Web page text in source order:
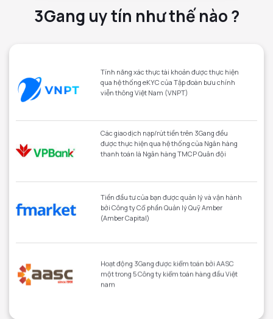
3Gang uy tín như thế nào ?
Tính năng xác thực tài khoản được thực hiện
qua hệ thống eKYC của Tập đoàn bưu chính
viễn thông Việt Nam (VNPT)
Các giao dịch nạp/rút tiền trên 3Gang đều
được thực hiện qua hệ thống của Ngân hàng
thanh toán là Ngân hàng TMCP Quân đội
Tiền đầu tư của bạn được quản lý và vận hành
bởi Công ty Cổ phần Quản lý Quỹ Amber
(Amber Capital)
Hoạt động 3Gang được kiểm toán bởi AASC
một trong 5 Công ty kiểm toán hàng đầu Việt
nam